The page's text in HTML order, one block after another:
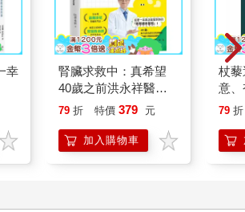
條塗鴉的路，也想想自己生活的城市的未
林時記得去黑膠唱片行Bass Cadet
是到在鐵克諾樂（Techno）歷史有舉足輕
朝聖。Hard Wax隱身在一座安靜的庭院舊樓
以安靜坐在裡面聽音樂。喜歡爵士樂的人可
那兒有海量的爵士黑膠； Melting Point與
偏重House及Disco風格的電子黑膠唱片。
。或者反過來說，來柏林不可少的行程就
幸
腎臟求救中：真希望
40歲之前洪永祥醫師
就告訴我這些事
79 折 特價 379 元
加入購物車
杖
意
恭
79 折